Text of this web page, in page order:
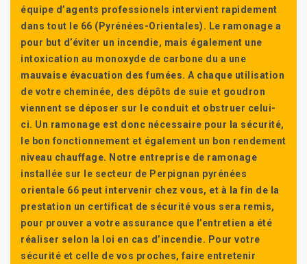
équipe d’agents professionels intervient rapidement
dans tout le 66 (Pyrénées-Orientales). Le ramonage a
pour but d’éviter un incendie, mais également une
intoxication au monoxyde de carbone du a une
mauvaise évacuation des fumées. A chaque utilisation
de votre cheminée, des dépôts de suie et goudron
viennent se déposer sur le conduit et obstruer celui-
ci. Un ramonage est donc nécessaire pour la sécurité,
le bon fonctionnement et également un bon rendement
niveau chauffage. Notre entreprise de ramonage
installée sur le secteur de Perpignan pyrénées
orientale 66 peut intervenir chez vous, et à la fin de la
prestation un certificat de sécurité vous sera remis,
pour prouver a votre assurance que l’entretien a été
réaliser selon la loi en cas d’incendie. Pour votre
sécurité et celle de vos proches, faire entretenir